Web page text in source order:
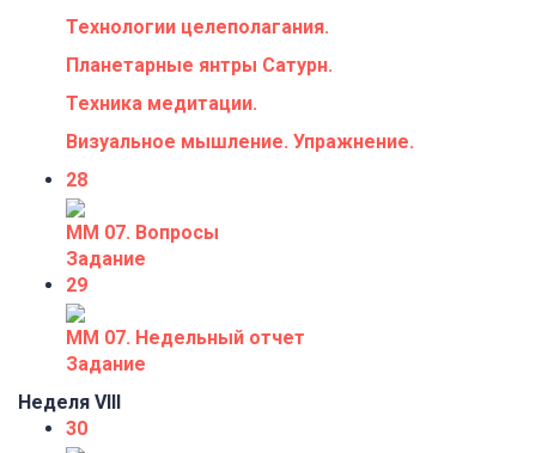
Технологии целеполагания.
Планетарные янтры Сатурн.
Техника медитации.
Визуальное мышление. Упражнение.
28
ММ 07. Вопросы
Задание
29
ММ 07. Недельный отчет
Задание
Неделя VIII
30